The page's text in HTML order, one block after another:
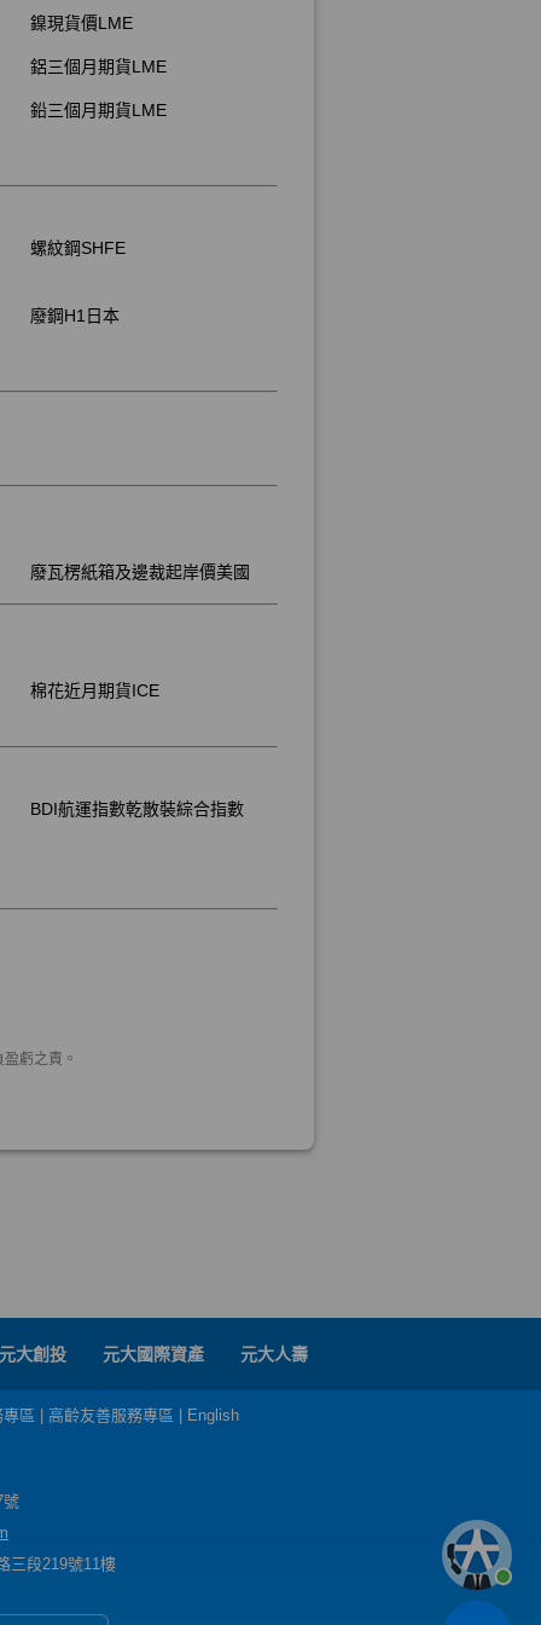
元大創投 元大國際資產 元大人壽
區 高齡友善服務專區 English
號
三段219號11樓